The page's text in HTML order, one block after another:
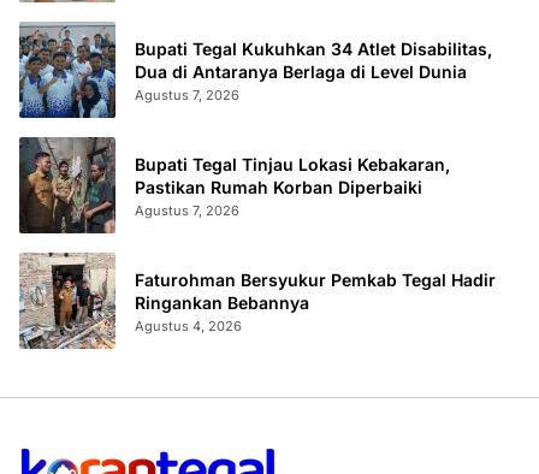
Bupati Tegal Kukuhkan 34 Atlet Disabilitas,
Dua di Antaranya Berlaga di Level Dunia
Agustus 7, 2026
Bupati Tegal Tinjau Lokasi Kebakaran,
Pastikan Rumah Korban Diperbaiki
Agustus 7, 2026
Faturohman Bersyukur Pemkab Tegal Hadir
Ringankan Bebannya
Agustus 4, 2026